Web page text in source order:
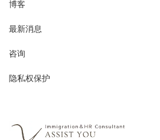
博客
最新消息
咨询
隐私权保护